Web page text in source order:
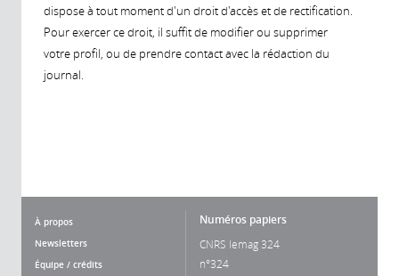
dispose à tout moment d'un droit d'accès et de rectification.
Pour exercer ce droit, il suffit de modifier ou supprimer
votre profil, ou de prendre contact avec la rédaction du
journal.
À propos
Newsletters
Équipe / crédits
Numéros papiers
CNRS lemag 324
n°324